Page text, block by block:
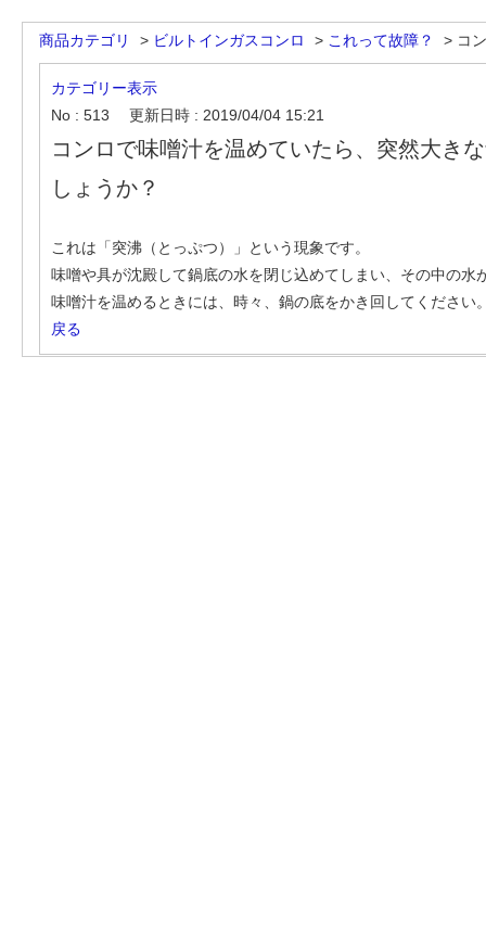
商品カテゴリ > ビルトインガスコンロ > これって故障？ > コ
カテゴリー表示
No : 513
更新日時 : 2019/04/04 15:21
コンロで味噌汁を温めていたら、突然大き
しょうか？
これは「突沸（とっぷつ）」という現象です。
味噌や具が沈殿して鍋底の水を閉じ込めてしまい、その中の
味噌汁を温めるときには、時々、鍋の底をかき回してください
戻る